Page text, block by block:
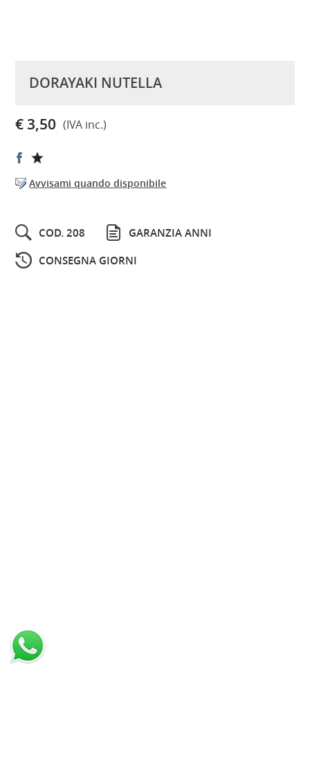
DORAYAKI NUTELLA
€ 3,50 (IVA inc.)
Avvisami quando disponibile
COD. 208
GARANZIA ANNI
CONSEGNA GIORNI